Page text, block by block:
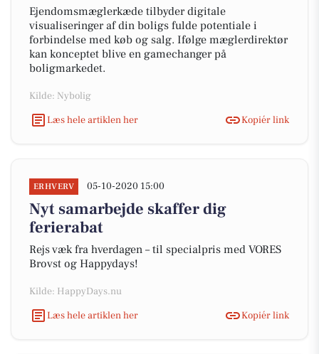
Ejendomsmæglerkæde tilbyder digitale
visualiseringer af din boligs fulde potentiale i
forbindelse med køb og salg. Ifølge mæglerdirektør
kan konceptet blive en gamechanger på
boligmarkedet.
Kilde: Nybolig
Læs hele artiklen her
Kopiér link
ERHVERV 05-10-2020 15:00
Nyt samarbejde skaffer dig
ferierabat
Rejs væk fra hverdagen – til specialpris med VORES
Brovst og Happydays!
Kilde: HappyDays.nu
Læs hele artiklen her
Kopiér link